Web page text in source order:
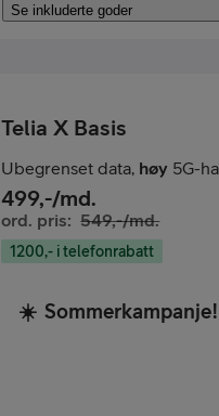
Se inkluderte goder
Telia X Basis
Ubegrenset data, høy 5G-
499,-/md.
ord. pris: 549,-/md.
1200,- i telefonrabatt
☀️ Sommerkampanje!